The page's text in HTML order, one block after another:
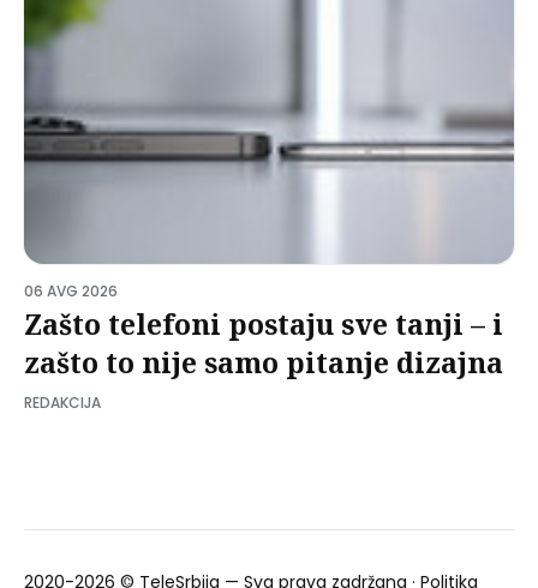
06 AVG 2026
Zašto telefoni postaju sve tanji – i
zašto to nije samo pitanje dizajna
REDAKCIJA
2020-2026 © TeleSrbija — Sva prava zadržana · Politika